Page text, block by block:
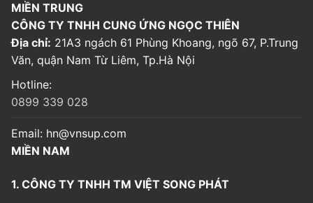
MIỀN TRUNG
CÔNG TY TNHH CUNG ỨNG NGỌC THIÊN
Địa chỉ: 21A3 ngách 61 Phùng Khoang, ngõ 67, P.Trung
Văn, quận Nam Từ Liêm, Tp.Hà Nội
Hotline:
0899 339 028
Email: hn@vnsup.com
MIỀN NAM
1. CÔNG TY TNHH TM VIỆT SONG PHÁT